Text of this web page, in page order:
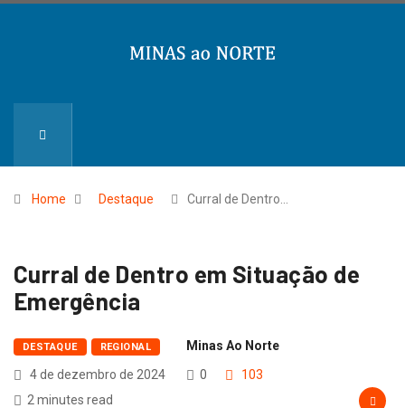
Home Destaque Curral de Dentro…
Curral de Dentro em Situação de
Emergência
DESTAQUE REGIONAL
Minas Ao Norte
4 de dezembro de 2024
0
103
2 minutes read